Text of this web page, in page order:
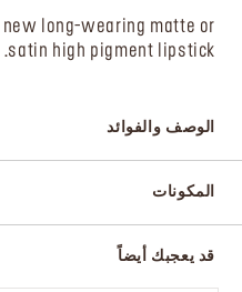
new long-wearing matte or
satin high pigment lipstick.
الوصف والفوائد
المكونات
قد يعجبك أيضاً